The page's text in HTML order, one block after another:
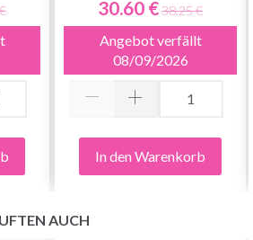
30.60 €38.25 €
Angebot verfällt
08/09/2026
In den Warenkorb
AUCH